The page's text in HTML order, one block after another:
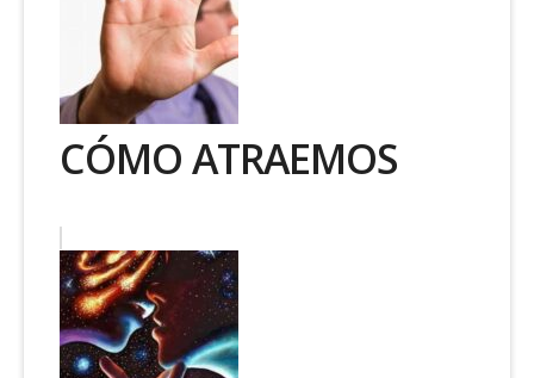
CÓMO ATRAEMOS